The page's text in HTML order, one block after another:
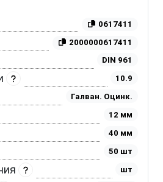
0617411
2000000617411
DIN 961
10.9
Галван. Оцинк.
12 мм
40 мм
50 шт
шт